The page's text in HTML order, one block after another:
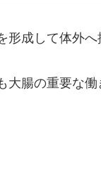
形成して体外
腸の重要な働